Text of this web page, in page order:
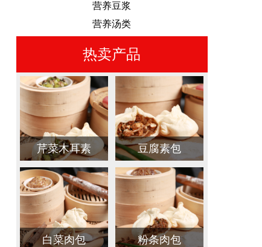
营养豆浆
营养汤类
热卖产品
芹菜木耳素 豆腐素包
白菜肉包 粉条肉包
恭喜毕老板一家加入四季天方大家庭
祝贺山东曲阜市场新...
触目惊心！餐饮加盟诈骗高发，济南天方包子才是小白保命之选
触目惊心！餐饮加盟...
为什么做餐饮一定选择早餐路线
早餐品牌有很多，而...